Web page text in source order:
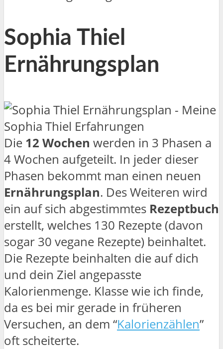
Sophia Thiel
Ernährungsplan
Die 12 Wochen werden in 3 Phasen a
4 Wochen aufgeteilt. In jeder dieser
Phasen bekommt man einen neuen
Ernährungsplan. Des Weiteren wird
ein auf sich abgestimmtes Rezeptbuch
erstellt, welches 130 Rezepte (davon
sogar 30 vegane Rezepte) beinhaltet.
Die Rezepte beinhalten die auf dich
und dein Ziel angepasste
Kalorienmenge. Klasse wie ich finde,
da es bei mir gerade in früheren
Versuchen, an dem “Kalorienzählen”
oft scheiterte.